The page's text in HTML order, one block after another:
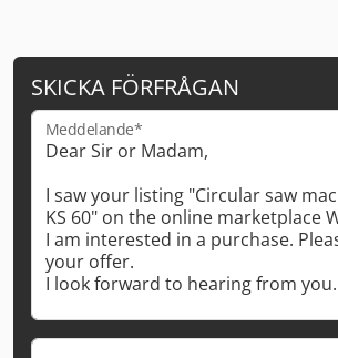
SKICKA FÖRFRÅGAN
Meddelande*